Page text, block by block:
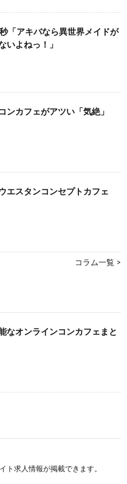
「アキバなら異世界メイドが
いよねっ！」
ンカフェがアツい「気絶」
エスタンコンセプトカフェ
コラム一覧 >
なオンラインコンカフェまと
ト求人情報が掲載できます。